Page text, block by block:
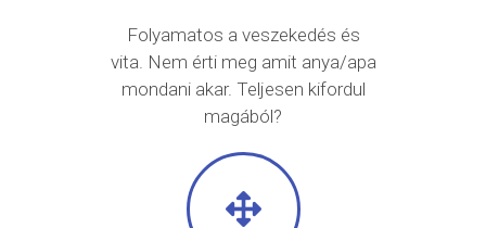
Folyamatos a veszekedés és
vita. Nem érti meg amit anya/apa
mondani akar. Teljesen kifordul
magából?